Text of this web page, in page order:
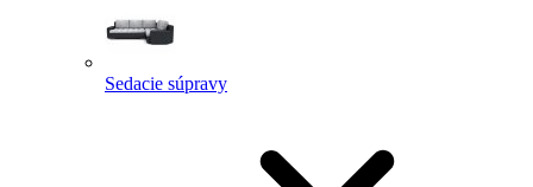
Sedacie súpravy